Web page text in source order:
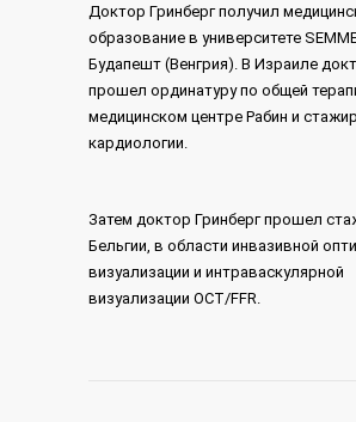
Доктор Гринберг получил
образование в университете
Будапешт (Венгрия). В Израиле
прошел ординатуру по общей
медицинском центре Рабин и
кардиологии.
Затем доктор Гринберг прошел
Бельгии, в области инвазивной
визуализации и интраваскулярной
визуализации OCT/FFR.